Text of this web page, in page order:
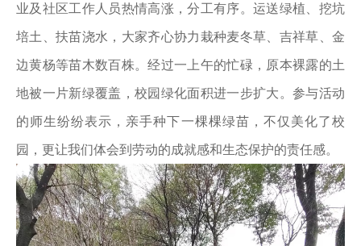
业及社区工作人员热情高涨，分工有序。运送绿植、挖坑
培土、扶苗浇水，大家齐心协力栽种麦冬草、吉祥草、金
边黄杨等苗木数百株。经过一上午的忙碌，原本裸露的土
地被一片新绿覆盖，校园绿化面积进一步扩大。参与活动
的师生纷纷表示，亲手种下一棵棵绿苗，不仅美化了校
园，更让我们体会到劳动的成就感和生态保护的责任感。